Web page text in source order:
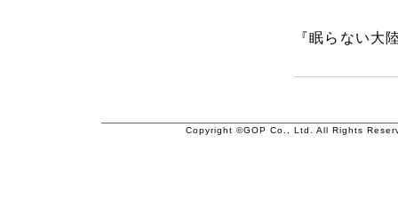
『眠らない大
Copyright ©GOP Co., Ltd. All Rights